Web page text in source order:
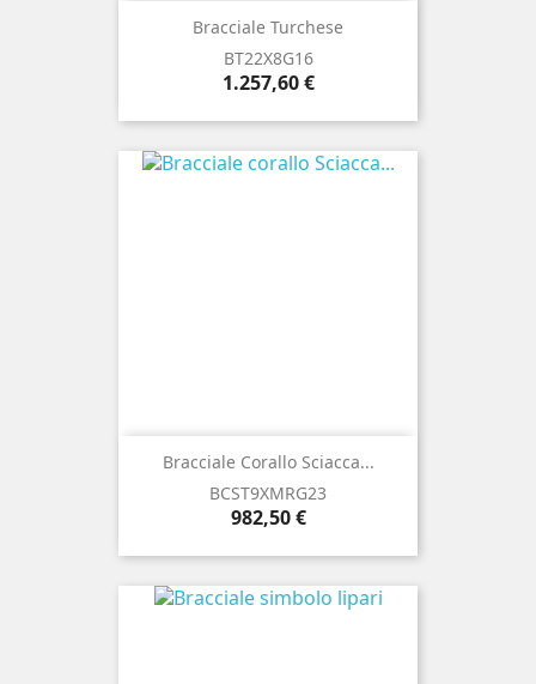
Bracciale Turchese
BT22X8G16
Prezzo
1.257,60 €
Bracciale Corallo Sciacca...
BCST9XMRG23
Prezzo
982,50 €